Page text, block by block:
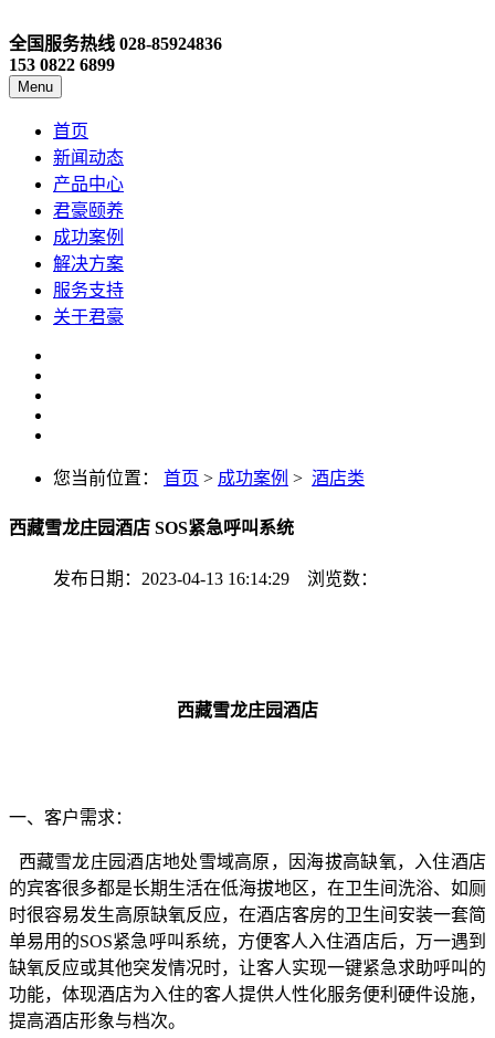
全国服务热线 028-85924836
153 0822 6899
Menu
首页
新闻动态
产品中心
君豪颐养
成功案例
解决方案
服务支持
关于君豪
您当前位置： 首页 > 成功案例 > 酒店类
西藏雪龙庄园酒店 SOS紧急呼叫系统
发布日期：2023-04-13 16:14:29 浏览数：
西藏雪龙庄园酒店
一、客户需求：
西藏雪龙庄园酒店地处雪域高原，因海拔高缺氧，入住酒店
的宾客很多都是长期生活在低海拔地区，在卫生间洗浴、如厕
时很容易发生高原缺氧反应，在酒店客房的卫生间安装一套简
单易用的SOS紧急呼叫系统，方便客人入住酒店后，万一遇到
缺氧反应或其他突发情况时，让客人实现一键紧急求助呼叫的
功能，体现酒店为入住的客人提供人性化服务便利硬件设施，
提高酒店形象与档次。